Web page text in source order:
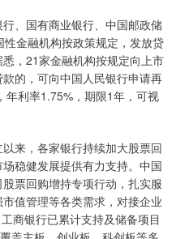
、国有商业银行、中国邮政储
金融机构按政策规定，发放贷
，21家金融机构按规定向上市
的，可向中国人民银行申请再
年利率1.75%，期限1年，可视
来，各家银行持续加大股票回
稳健发展提供有力支持。中国
票回购增持专项行动，扎实服
值管理等各类需求，对接企业
商银行已累计支持及储备项目